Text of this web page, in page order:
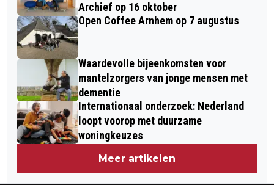
Archief op 16 oktober
Open Coffee Arnhem op 7 augustus
Waardevolle bijeenkomsten voor
mantelzorgers van jonge mensen met
dementie
Internationaal onderzoek: Nederland
loopt voorop met duurzame
woningkeuzes
Meer artikelen